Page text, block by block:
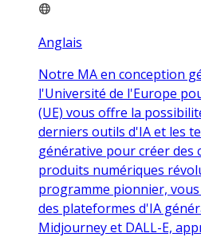
Anglais
Notre MA en conception
l'Université de l'Europe
(UE) vous offre la
derniers outils d'IA et les
générative pour créer des
produits numériques
programme pionnier,
des plateformes d'IA
Midjourney et DALL-E,